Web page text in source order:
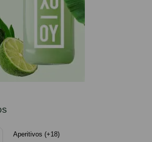
Aperitivos (+18)